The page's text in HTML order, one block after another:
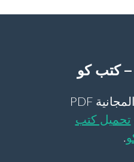
موقع كتب كو لـ تحميل الكتب المجانية PDF
تحميل كتب
.